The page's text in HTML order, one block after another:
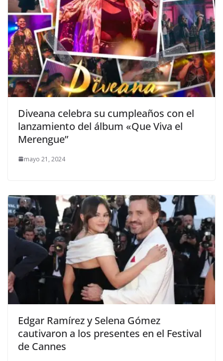
Diveana celebra su cumpleaños con el
lanzamiento del álbum «Que Viva el
Merengue”
mayo 21, 2024
Edgar Ramírez y Selena Gómez
cautivaron a los presentes en el Festival
de Cannes